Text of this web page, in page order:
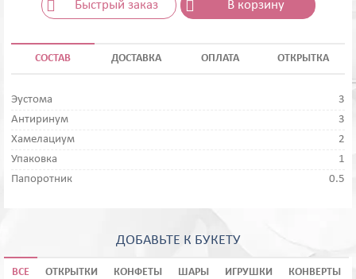
Быстрый заказ В корзину
СОСТАВ ДОСТАВКА ОПЛАТА ОТКРЫТКА
Эустома
3
Антиринум
3
Хамелациум
2
Упаковка
1
Папоротник
0.5
ДОБАВЬТЕ К БУКЕТУ
ВСЕ ОТКРЫТКИ КОНФЕТЫ ШАРЫ ИГРУШКИ КОНВЕРТЫ